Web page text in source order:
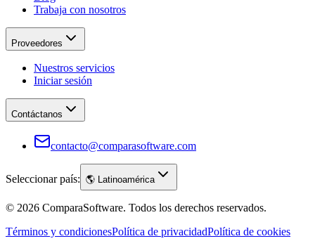
Trabaja con nosotros
Proveedores
Nuestros servicios
Iniciar sesión
Contáctanos
contacto@comparasoftware.com
Seleccionar país: 🌎 Latinoamérica
© 2026 ComparaSoftware. Todos los derechos reservados.
Términos y condicionesPolítica de privacidadPolítica de cookies